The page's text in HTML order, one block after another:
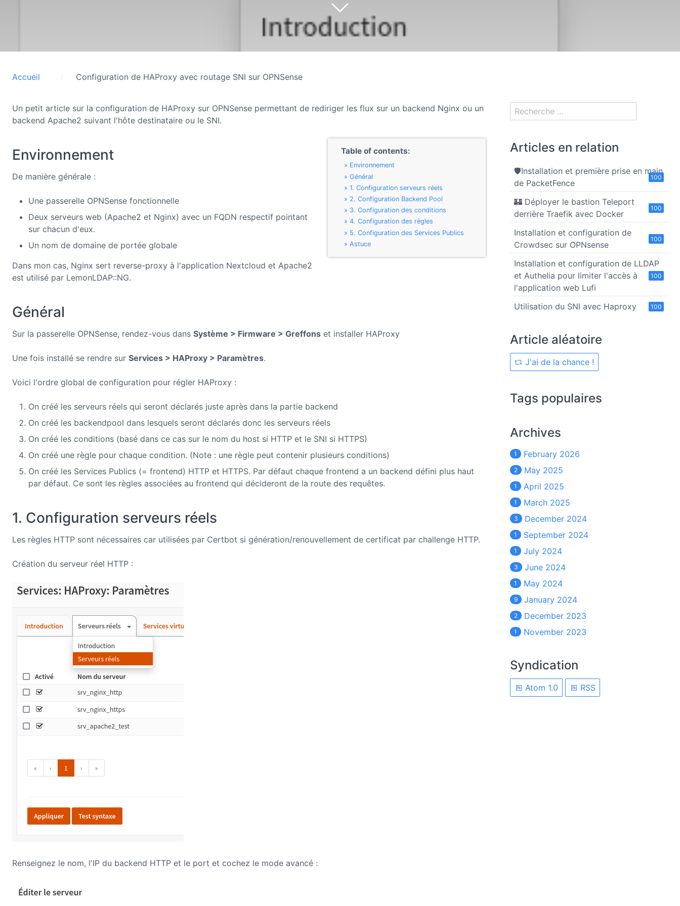
Accueil Configuration de HAProxy avec routage SNI sur OPNSense
Un petit article sur la configuration de HAProxy sur OPNSense permettant de rediriger les flux sur un backend Nginx ou un
backend Apache2 suivant l'hôte destinataire ou le SNI.
Table of contents:
Environnement
Général
1. Configuration serveurs réels
2. Configuration Backend Pool
3. Configuration des conditions
4. Configuration des règles
5. Configuration des Services Publics
Astuce
Environnement
De manière générale :
Une passerelle OPNSense fonctionnelle
Deux serveurs web (Apache2 et Nginx) avec un FQDN respectif pointant
sur chacun d'eux.
Un nom de domaine de portée globale
Dans mon cas, Nginx sert reverse-proxy à l'application Nextcloud et Apache2
est utilisé par LemonLDAP::NG.
Général
Sur la passerelle OPNSense, rendez-vous dans Système > Firmware > Greffons et installer HAProxy
Une fois installé se rendre sur Services > HAProxy > Paramètres.
Voici l'ordre global de configuration pour régler HAProxy :
On créé les serveurs réels qui seront déclarés juste après dans la partie backend
On créé les backendpool dans lesquels seront déclarés donc les serveurs réels
On créé les conditions (basé dans ce cas sur le nom du host si HTTP et le SNI si HTTPS)
On créé une règle pour chaque condition. (Note : une règle peut contenir plusieurs conditions)
On créé les Services Publics (= frontend) HTTP et HTTPS. Par défaut chaque frontend a un backend défini plus haut
par défaut. Ce sont les règles associées au frontend qui décideront de la route des requêtes.
1. Configuration serveurs réels
Les règles HTTP sont nécessaires car utilisées par Certbot si génération/renouvellement de certificat par challenge HTTP.
Création du serveur réel HTTP :
Renseignez le nom, l'IP du backend HTTP et le port et cochez le mode avancé :
Articles en relation
100
🛡️Installation et première prise en main
de PacketFence
100
🏰 Déployer le bastion Teleport
derrière Traefik avec Docker
100
Installation et configuration de
Crowdsec sur OPNsense
100
Installation et configuration de LLDAP
et Authelia pour limiter l'accès à
l'application web Lufi
100
Utilisation du SNI avec Haproxy
Article aléatoire
J'ai de la chance !
Tags populaires
Archives
1 February 2026
2 May 2025
1 April 2025
1 March 2025
3 December 2024
1 September 2024
1 July 2024
3 June 2024
1 May 2024
9 January 2024
2 December 2023
1 November 2023
Syndication
Atom 1.0 RSS